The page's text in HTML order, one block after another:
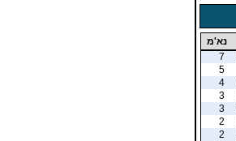
נא'מ
7
5
4
3
3
2
2